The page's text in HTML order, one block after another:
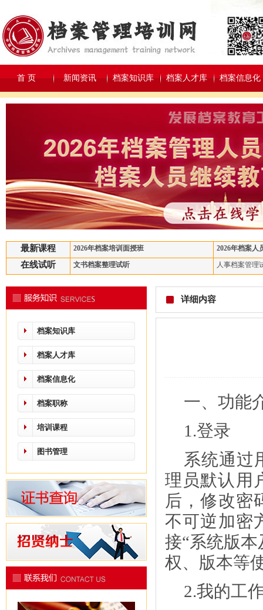
首 页 新闻资讯 档案知识库 档案人才库 档案信息化
最新课程 2026年档案培训面授班 2026年档案人
在线试听 文书档案整理试听 人事档案管理
档案知识库
档案人才库
档案信息化
档案职称
培训课程
图书管理
详细内容
一、功能
1.登录
系统通过
理员默认用
后，修改密
不可逆加密
接“系统版
权、版本等
2.我的工